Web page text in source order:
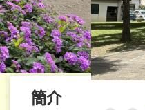
簡介